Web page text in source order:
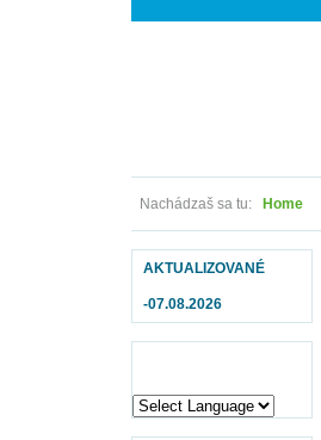
Nachádzaš sa tu: Home
AKTUALIZOVANÉ
-07.08.2026